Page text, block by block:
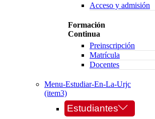
Acceso y admisión
Formación
Continua
Preinscripción
Matrícula
Docentes
Menu-Estudiar-En-La-Urjc
(item3)
Estudiantes